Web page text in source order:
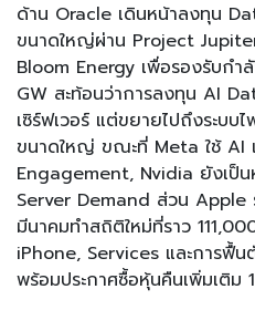
ด้าน Oracle เดินหน้าลงทุน
ขนาดใหญ่ผ่าน Project Jupiter
Bloom Energy เพื่อรองรับก
GW สะท้อนว่าการลงทุน AI
เซิร์ฟเวอร์ แต่ขยายไปถึงระบบ
ขนาดใหญ่ ขณะที่ Meta ใช้ AI
Engagement, Nvidia ยังเป็น
Server Demand ส่วน Apple
มีนาคมทำสถิติใหม่ที่ราว
iPhone, Services และการฟื้
พร้อมประกาศซื้อหุ้นคืนเพิ่มเติ